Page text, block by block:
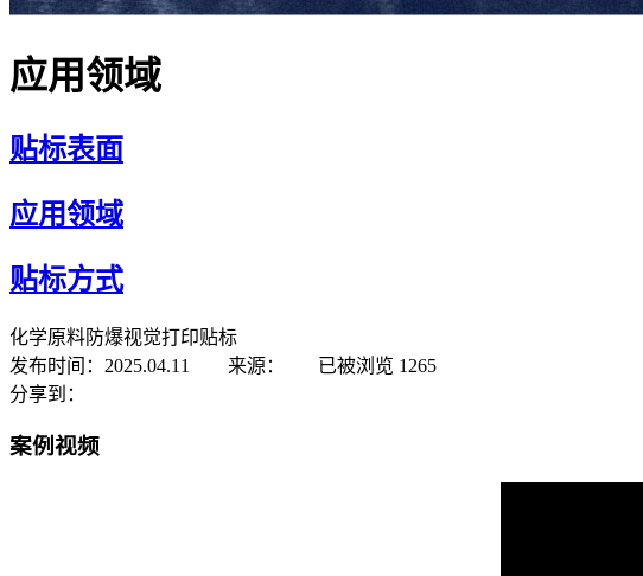
应用领域
贴标表面
应用领域
贴标方式
化学原料防爆视觉打印贴标
发布时间：2025.04.11 来源：
已被浏览 1265
分享到：
案例视频